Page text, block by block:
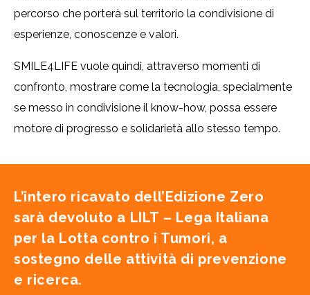
percorso che porterà sul territorio la condivisione di
esperienze, conoscenze e valori.
SMILE4LIFE vuole quindi, attraverso momenti di
confronto, mostrare come la tecnologia, specialmente
se messo in condivisione il know-how, possa essere
motore di progresso e solidarietà allo stesso tempo.
L’intero ricavato dell’Edizione Zero
sarà devoluto a LILT – Lega Italiana
per la Lotta contro i Tumori, a
sostegno delle attività di prevenzione
e ricerca.